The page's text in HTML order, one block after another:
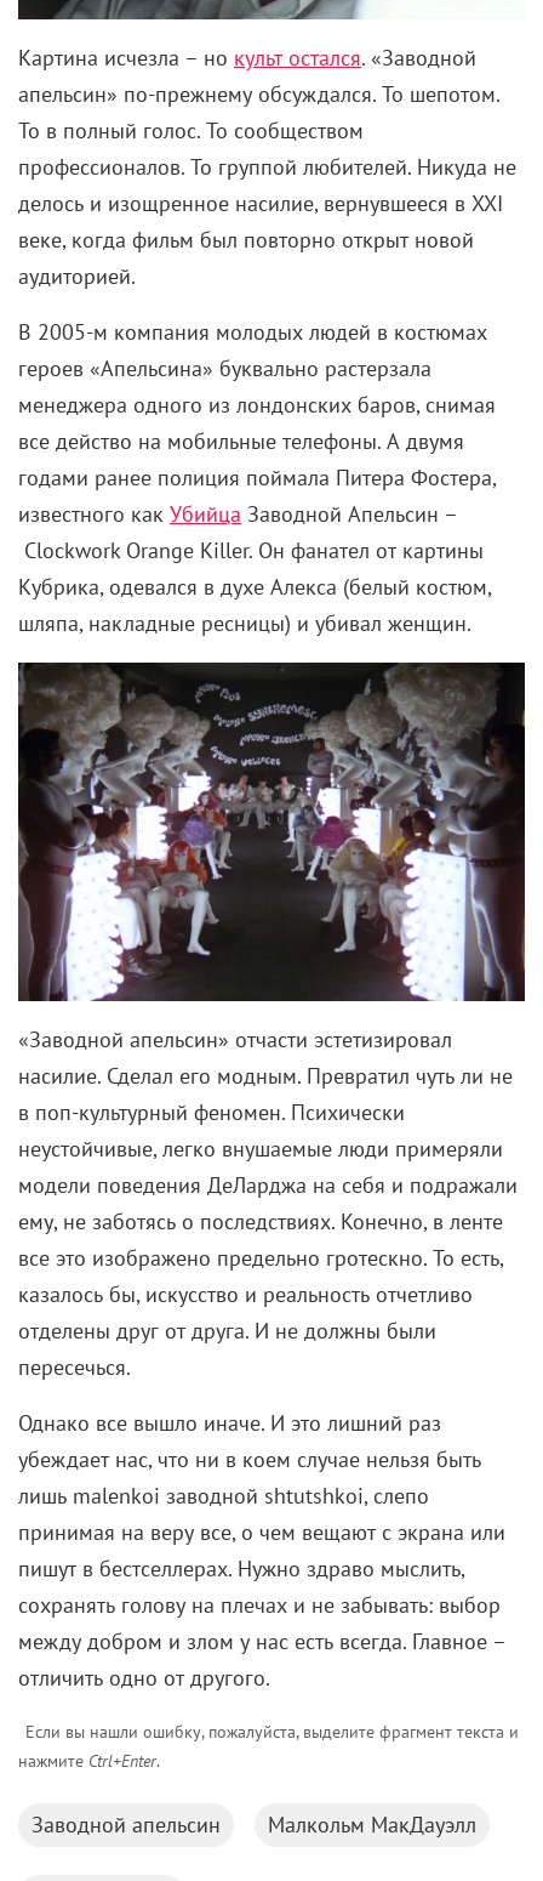
Картина исчезла – но культ остался. «Заводной
апельсин» по-прежнему обсуждался. То шепотом.
То в полный голос. То сообществом
профессионалов. То группой любителей. Никуда не
делось и изощренное насилие, вернувшееся в XXI
веке, когда фильм был повторно открыт новой
аудиторией.
В 2005-м компания молодых людей в костюмах
героев «Апельсина» буквально растерзала
менеджера одного из лондонских баров, снимая
все действо на мобильные телефоны. А двумя
годами ранее полиция поймала Питера Фостера,
известного как Убийца Заводной Апельсин –
Clockwork Orange Killer. Он фанател от картины
Кубрика, одевался в духе Алекса (белый костюм,
шляпа, накладные ресницы) и убивал женщин.
«Заводной апельсин» отчасти эстетизировал
насилие. Сделал его модным. Превратил чуть ли не
в поп-культурный феномен. Психически
неустойчивые, легко внушаемые люди примеряли
модели поведения ДеЛарджа на себя и подражали
ему, не заботясь о последствиях. Конечно, в ленте
все это изображено предельно гротескно. То есть,
казалось бы, искусство и реальность отчетливо
отделены друг от друга. И не должны были
пересечься.
Однако все вышло иначе. И это лишний раз
убеждает нас, что ни в коем случае нельзя быть
лишь malenkoi заводной shtutshkoi, слепо
принимая на веру все, о чем вещают с экрана или
пишут в бестселлерах. Нужно здраво мыслить,
сохранять голову на плечах и не забывать: выбор
между добром и злом у нас есть всегда. Главное –
отличить одно от другого.
Если вы нашли ошибку, пожалуйста, выделите фрагмент текста и
нажмите Ctrl+Enter.
Заводной апельсин Малкольм МакДауэлл